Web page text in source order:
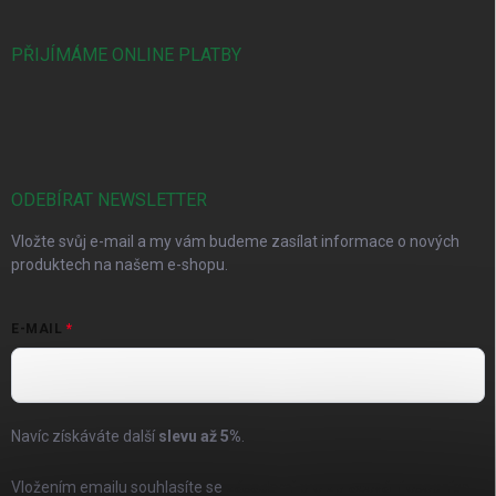
PŘIJÍMÁME ONLINE PLATBY
ODEBÍRAT NEWSLETTER
Vložte svůj e-mail a my vám budeme zasílat informace o nových
produktech na našem e-shopu.
E-MAIL
Navíc získáváte další slevu až5%
Vložením emailu souhlasíte se